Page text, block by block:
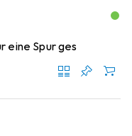
eine Spur ges